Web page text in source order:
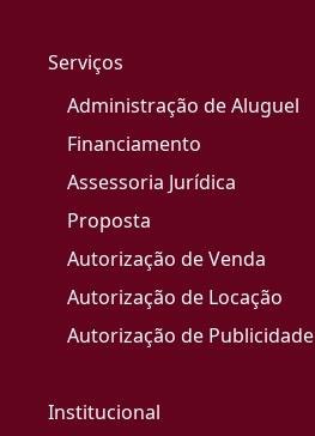
Serviços
Administração de Aluguel
Financiamento
Assessoria Jurídica
Proposta
Autorização de Venda
Autorização de Locação
Autorização de Publicidade
Institucional